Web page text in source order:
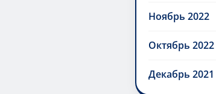
Ноябрь 2022
Октябрь 2022
Декабрь 2021